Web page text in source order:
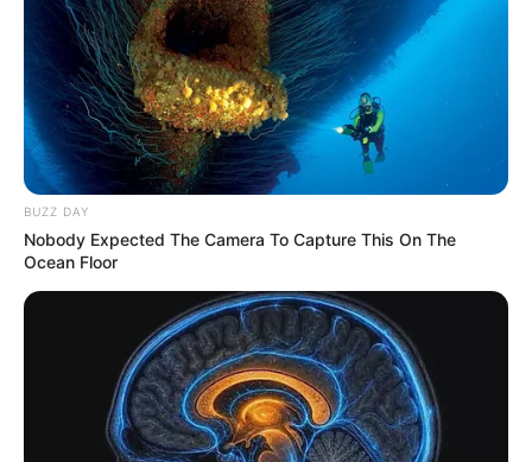
BUZZ DAY
Nobody Expected The Camera To Capture This On The
Ocean Floor